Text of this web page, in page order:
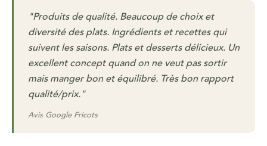
"Produits de qualité. Beaucoup de choix et
diversité des plats. Ingrédients et recettes qui
suivent les saisons. Plats et desserts délicieux. Un
excellent concept quand on ne veut pas sortir
mais manger bon et équilibré. Très bon rapport
qualité/prix."
Avis Google Fricots